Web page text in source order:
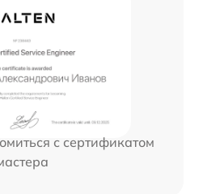
с сертификатом